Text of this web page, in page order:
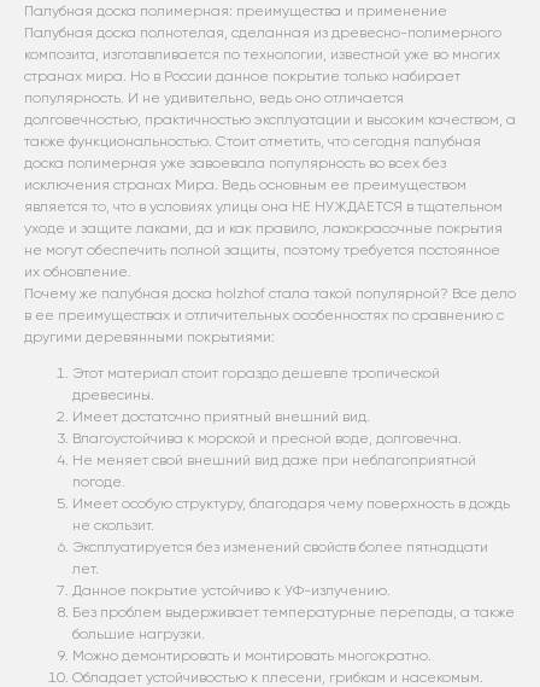
Палубная доска полимерная: преимущества и применение
Палубная доска полнотелая, сделанная из древесно-полимерного
композита, изготавливается по технологии, известной уже во многих
странах мира. Но в России данное покрытие только набирает
популярность. И не удивительно, ведь оно отличается
долговечностью, практичностью эксплуатации и высоким качеством, а
также функциональностью. Стоит отметить, что сегодня палубная
доска полимерная уже завоевала популярность во всех без
исключения странах Мира. Ведь основным ее преимуществом
является то, что в условиях улицы она НЕ НУЖДАЕТСЯ в тщательном
уходе и защите лаками, да и как правило, лакокрасочные покрытия
не могут обеспечить полной защиты, поэтому требуется постоянное
их обновление.
Почему же палубная доска holzhof стала такой популярной? Все дело
в ее преимуществах и отличительных особенностях по сравнению с
другими деревянными покрытиями:
Этот материал стоит гораздо дешевле тропической
древесины.
Имеет достаточно приятный внешний вид.
Влагоустойчива к морской и пресной воде, долговечна.
Не меняет свой внешний вид даже при неблагоприятной
погоде.
Имеет особую структуру, благодаря чему поверхность в дождь
не скользит.
Эксплуатируется без изменений свойств более пятнадцати
лет.
Данное покрытие устойчиво к УФ-излучению.
Без проблем выдерживает температурные перепады, а также
большие нагрузки.
Можно демонтировать и монтировать многократно.
Обладает устойчивостью к плесени, грибкам и насекомым.